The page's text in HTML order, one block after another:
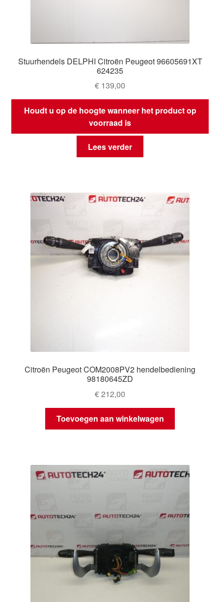
Stuurhendels DELPHI Citroën Peugeot 96605691XT
624235
€ 139,00
Houdt u op de hoogte wanneer het product op
voorraad is
Lees verder
Citroën Peugeot COM2008PV2 hendelbediening
98180645ZD
€212,00
Toevoegen aan winkelwagen